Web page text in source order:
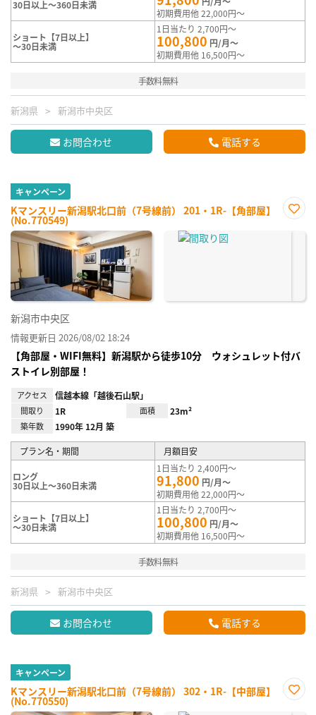
30日以上～360日未満
初期費用他 22,000円～
ショート【7日以上】
～30日未満
1日当たり 2,700円～
100,800 円/月～
初期費用他 16,500円～
手数料無料
新潟県 新潟市中央区
お問合わせ 電話する
キャンペーン
Kマンスリー新潟駅北口前（7号線前） 201・1R-【角部屋】
(No.770549)
に入
新潟市中央区
情報更新日 2026/08/02 18:24
【角部屋・WIFI無料】新潟駅から徒歩10分 ウォシュレット付バ
ストイレ別部屋！
アクセス 信越本線「越後石山駅」
間取り 1R 面積 23m²
築年数 1990年 12月 築
プラン名・期間 月額目安
ロング
30日以上～360日未満
1日当たり 2,400円～
91,800 円/月～
初期費用他 22,000円～
ショート【7日以上】
～30日未満
1日当たり 2,700円～
100,800 円/月～
初期費用他 16,500円～
手数料無料
新潟県 新潟市中央区
お問合わせ 電話する
キャンペーン
Kマンスリー新潟駅北口前（7号線前） 302・1R-【中部屋】
(No.770550)